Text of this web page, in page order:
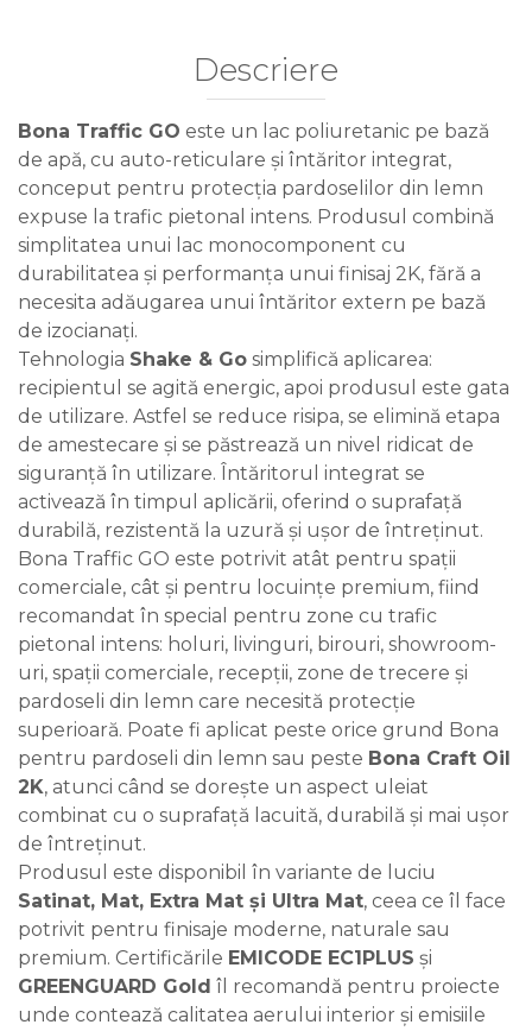
Descriere
Bona Traffic GO este un lac poliuretanic pe bază
de apă, cu auto-reticulare și întăritor integrat,
conceput pentru protecția pardoselilor din lemn
expuse la trafic pietonal intens. Produsul combină
simplitatea unui lac monocomponent cu
durabilitatea și performanța unui finisaj 2K, fără a
necesita adăugarea unui întăritor extern pe bază
de izocianați.
Tehnologia Shake & Go simplifică aplicarea:
recipientul se agită energic, apoi produsul este gata
de utilizare. Astfel se reduce risipa, se elimină etapa
de amestecare și se păstrează un nivel ridicat de
siguranță în utilizare. Întăritorul integrat se
activează în timpul aplicării, oferind o suprafață
durabilă, rezistentă la uzură și ușor de întreținut.
Bona Traffic GO este potrivit atât pentru spații
comerciale, cât și pentru locuințe premium, fiind
recomandat în special pentru zone cu trafic
pietonal intens: holuri, livinguri, birouri, showroom-
uri, spații comerciale, recepții, zone de trecere și
pardoseli din lemn care necesită protecție
superioară. Poate fi aplicat peste orice grund Bona
pentru pardoseli din lemn sau peste Bona Craft Oil
2K, atunci când se dorește un aspect uleiat
combinat cu o suprafață lacuită, durabilă și mai ușor
de întreținut.
Produsul este disponibil în variante de luciu
Satinat, Mat, Extra Mat și Ultra Mat, ceea ce îl face
potrivit pentru finisaje moderne, naturale sau
premium. Certificările EMICODE EC1PLUS și
GREENGUARD Gold îl recomandă pentru proiecte
unde contează calitatea aerului interior și emisiile